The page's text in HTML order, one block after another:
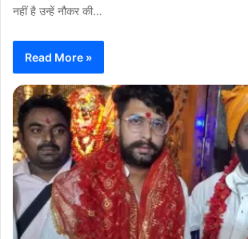
नहीं है उन्हें नौकर की…
Read More »